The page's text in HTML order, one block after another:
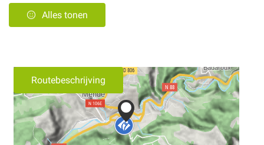
Alles tonen
Routebeschrijving